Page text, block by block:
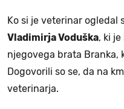
Ko si je veterinar ogledal
Vladimirja Voduška, ki
njegovega brata Branka,
Dogovorili so se, da na
veterinarja.